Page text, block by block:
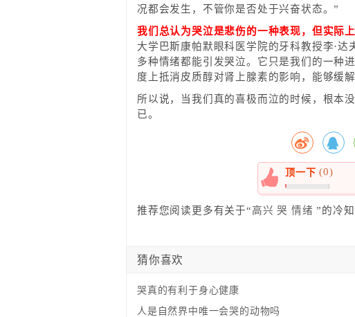
况都会发生，不管你是否处于兴奋状态。”
我们总认为哭泣是悲伤的一种表现，但实际
大学巴斯康帕默眼科医学院的牙科教授李·
多种情绪都能引发哭泣。它只是我们的一种
度上抵消皮质醇对肾上腺素的影响，能够缓解
所以说，当我们真的喜极而泣的时候，根本
已。
顶一下 (0)
0%
推荐您阅读更多有关于“高兴 哭 情绪 ”的冷知
猜你喜欢
哭真的有利于身心健康
人是自然界中唯一会哭的动物吗